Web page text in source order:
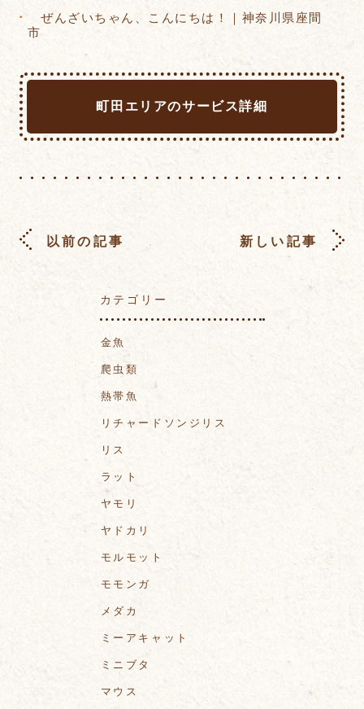
ぜんざいちゃん、こんにちは！｜神奈川県座間
市
町田エリアのサービス詳細
以前の記事 新しい記事
カテゴリー
金魚
爬虫類
熱帯魚
リチャードソンジリス
リス
ラット
ヤモリ
ヤドカリ
モルモット
モモンガ
メダカ
ミーアキャット
ミニブタ
マウス